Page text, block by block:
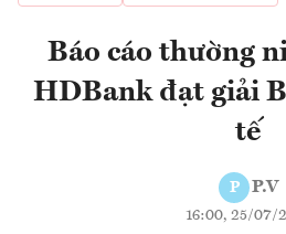
Báo cáo thường
HDBank đạt giải
tế
P P.V
16:00, 25/07/